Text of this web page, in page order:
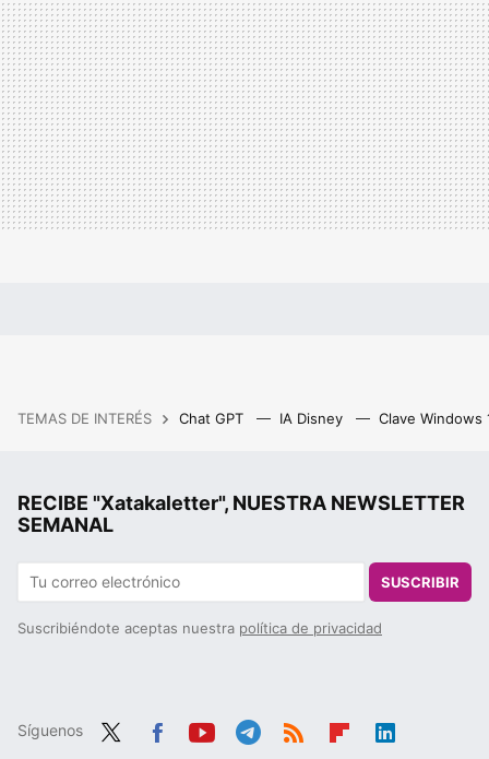
TEMAS DE INTERÉS Chat GPT IA Disney Clave Windows
RECIBE "Xatakaletter", NUESTRA NEWSLETTER
SEMANAL
SUSCRIBIR
Suscribiéndote aceptas nuestra política de privacidad
Síguenos